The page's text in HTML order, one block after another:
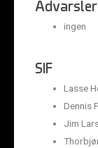
Advarsler
ingen
SIF
Lasse
Dennis
Jim